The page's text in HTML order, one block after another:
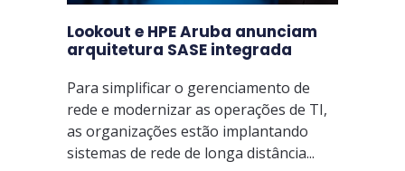
Lookout e HPE Aruba anunciam
arquitetura SASE integrada
Para simplificar o gerenciamento de
rede e modernizar as operações de TI,
as organizações estão implantando
sistemas de rede de longa distância...